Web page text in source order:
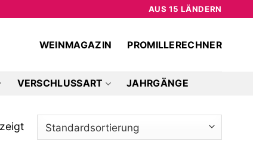
AUS 15 LÄNDERN
WEINMAGAZIN PROMILLERECHNER
VERSCHLUSSART JAHRGÄNGE